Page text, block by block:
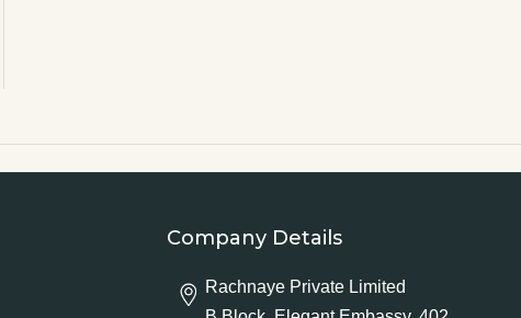
Company Details
Rachnaye Private Limited